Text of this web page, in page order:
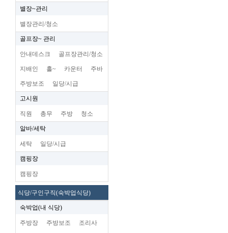
별장~관리
별장관리/청소
골프장~ 관리
안내데스크 골프장관리/청소
지배인 홀~ 카운터 주바
주방보조 일당/시급
고시원
직원 총무 주방 청소
알바/세탁
세탁 일당/시급
캠핑장
캠핑장
식당/구인구직(숙박업식당)
숙박업(내 식당)
주방장 주방보조 조리사